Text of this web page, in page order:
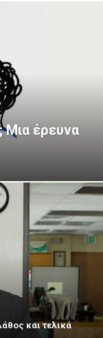
Μια έρευνα
και τελικά